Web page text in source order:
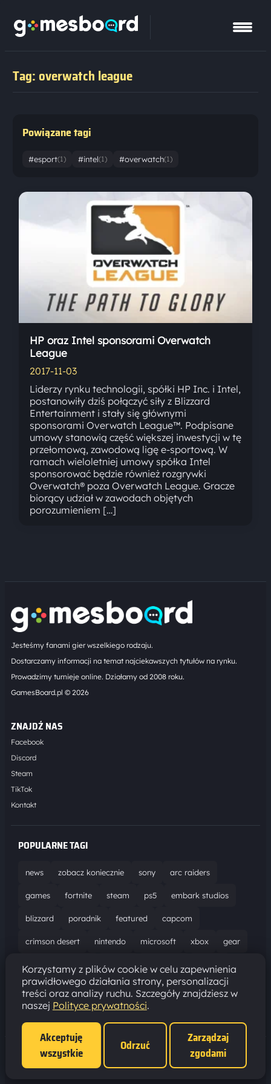
Tag: overwatch league
Powiązane tagi
#esport(1) #intel(1) #overwatch(1)
HP oraz Intel sponsorami Overwatch
League
2017-11-03
Liderzy rynku technologii, spółki HP Inc. i Intel,
postanowiły dziś połączyć siły z Blizzard
Entertainment i stały się głównymi
sponsorami Overwatch League™. Podpisane
umowy stanowią część większej inwestycji w tę
przełomową, zawodową ligę e-sportową. W
ramach wieloletniej umowy spółka Intel
sponsorować będzie również rozgrywki
Overwatch® poza Overwatch League. Gracze
biorący udział w zawodach objętych
porozumieniem […]
Jesteśmy fanami gier wszelkiego rodzaju.
Dostarczamy informacji na temat najciekawszych tytułów na rynku.
Prowadzimy turnieje online. Działamy od 2008 roku.
GamesBoard.pl © 2026
ZNAJDŹ NAS
Facebook
Discord
Steam
TikTok
Kontakt
POPULARNE TAGI
news zobacz koniecznie sony arc raiders
games fortnite steam ps5 embark studios
blizzard poradnik featured capcom
crimson desert nintendo microsoft xbox gear
world of warcraft solucja marathon ubisoft
bungie recenzja resident evil requiem gaming
aktualizacja pc epic games
Polityka prywatności ·
Korzystamy z plików cookie w celu zapewnienia
prawidłowego działania strony, personalizacji
treści oraz analizy ruchu. Szczegóły znajdziesz w
naszej Polityce prywatności.
Akceptuję
wszystkie
Odrzuć
Zarządzaj
zgodami